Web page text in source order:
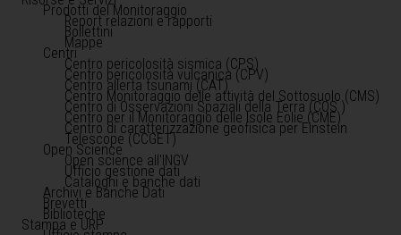
Prodotti del Monitoraggio
Report relazioni e rapporti
Bollettini
Mappe
Centri
Centro pericolosità sismica (CPS)
Centro pericolosità vulcanica (CPV)
Centro allerta tsunami (CAT)
Centro Monitoraggio delle attività del Sottosuolo (CMS)
Centro di Osservazioni Spaziali della Terra (COS )
Centro per il Monitoraggio delle Isole Eolie (CME)
Centro di caratterizzazione geofisica per Einstein
Telescope (CCGET)
Open Science
Open science all'INGV
Ufficio gestione dati
Cataloghi e banche dati
Archivi e Banche Dati
Brevetti
Biblioteche
Stampa e URP